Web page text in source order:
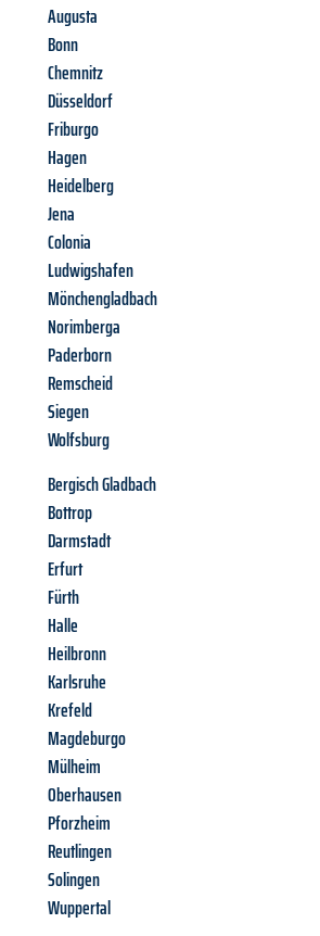
Augusta
Bonn
Chemnitz
Düsseldorf
Friburgo
Hagen
Heidelberg
Jena
Colonia
Ludwigshafen
Mönchengladbach
Norimberga
Paderborn
Remscheid
Siegen
Wolfsburg
Bergisch Gladbach
Bottrop
Darmstadt
Erfurt
Fürth
Halle
Heilbronn
Karlsruhe
Krefeld
Magdeburgo
Mülheim
Oberhausen
Pforzheim
Reutlingen
Solingen
Wuppertal